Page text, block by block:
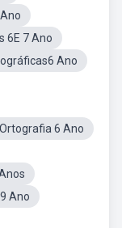
6E 7 Ano
Ano
6 Ano
Ano